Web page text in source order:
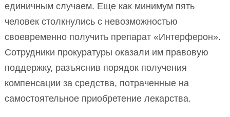
единичным случаем. Еще как минимум пять
человек столкнулись с невозможностью
своевременно получить препарат «Интерферон».
Сотрудники прокуратуры оказали им правовую
поддержку, разъяснив порядок получения
компенсации за средства, потраченные на
самостоятельное приобретение лекарства.